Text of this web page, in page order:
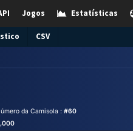
Estatísticas
Jogos
CSV
da Camisola : #60